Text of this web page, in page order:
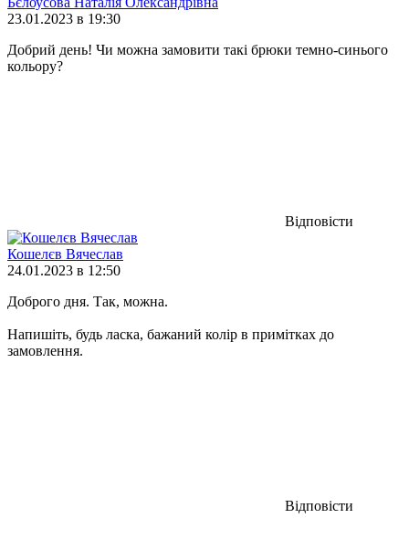
23.01.2023 в 19:30
Добрий день! Чи можна замовити такі брюки темно-синього
кольору?
Відповісти
Кошелєв Вячеслав
24.01.2023 в 12:50
Доброго дня. Так, можна.
Напишіть, будь ласка, бажаний колір в примітках до
замовлення.
Відповісти